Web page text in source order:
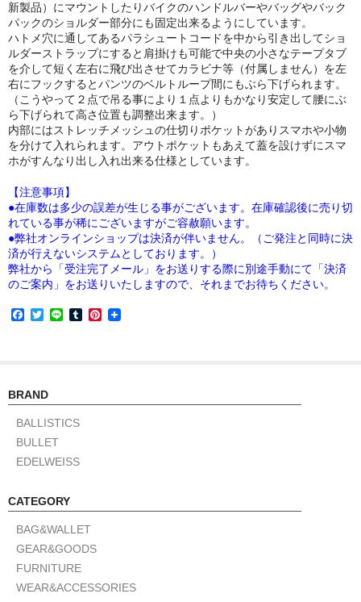
新製品）にマウントしたりバイクのハンドルバーやバッグやバック
パックのショルダー部分にも固定出来るようにしています。
ハトメ穴に通してあるパラシュートコードを中から引き出してショ
ルダーストラップにすると肩掛けも可能で中央の小さなテープタブ
を介して短く左右に飛び出させてカラビナ等（付属しません）を左
右にフックするとパンツのベルトループ間にもぶら下げられます。
（こうやって２点で吊る事により１点よりもかなり安定して腰にぶ
ら下げられて高さ位置も調整出来ます。）
内部にはストレッチメッシュの仕切りポケットがありスマホや小物
を分けて入れられます。アウトポケットもあえて蓋を設けずにスマ
ホがすんなり出し入れ出来る仕様としています。
【注意事項】
●在庫数は多少の誤差が生じる事がございます。在庫確認後に売り切
れている事が稀にございますがご容赦願います。
●弊社オンラインショップは決済が伴いません。（ご発注と同時に決
済が行えないシステムとしております。）
弊社から「受注完了メール」をお送りする際に別途手動にて「決済
のご案内」をお送りいたしますので、それまでお待ちください。
F
o
k
T
r
L
T
P
s
BRAND
BALLISTICS
BULLET
EDELWEISS
CATEGORY
BAG&WALLET
GEAR&GOODS
FURNITURE
WEAR&ACCESSORIES